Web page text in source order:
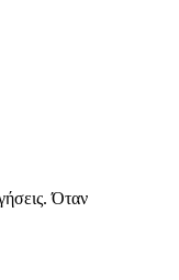
Όταν